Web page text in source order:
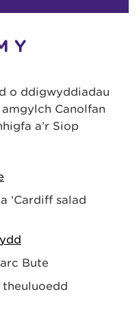
Y
o ddigwyddiadau
Canolfan
a’r Siop
‘Cardiff salad
Bute